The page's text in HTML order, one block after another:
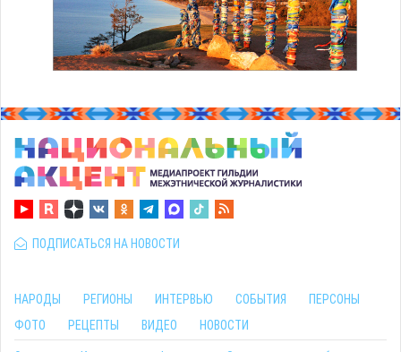
ПОДПИСАТЬСЯ НА НОВОСТИ
НАРОДЫ РЕГИОНЫ ИНТЕРВЬЮ СОБЫТИЯ
ПЕРСОНЫ
ФОТО
РЕЦЕПТЫ ВИДЕО НОВОСТИ